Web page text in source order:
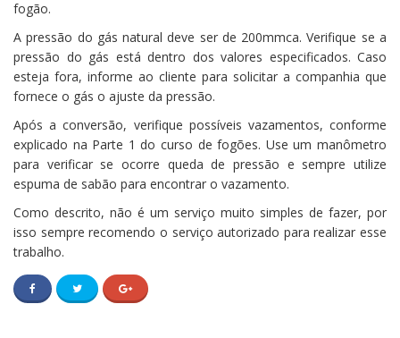
fogão.
A pressão do gás natural deve ser de 200mmca. Verifique se a
pressão do gás está dentro dos valores especificados. Caso
esteja fora, informe ao cliente para solicitar a companhia que
fornece o gás o ajuste da pressão.
Após a conversão, verifique possíveis vazamentos, conforme
explicado na Parte 1 do curso de fogões. Use um manômetro
para verificar se ocorre queda de pressão e sempre utilize
espuma de sabão para encontrar o vazamento.
Como descrito, não é um serviço muito simples de fazer, por
isso sempre recomendo o serviço autorizado para realizar esse
trabalho.